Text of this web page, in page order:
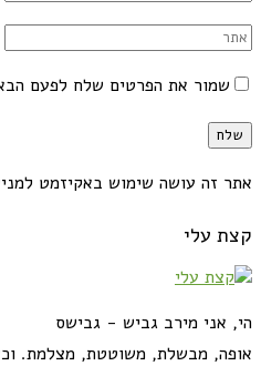
שמור את הפרטים שלח לפעם
אתר זה עושה שימוש באקיזמט
קצת עלי
הי, אני מירב גביש - גבישס
אופה, מבשלת, משוטטת, מצלמת.